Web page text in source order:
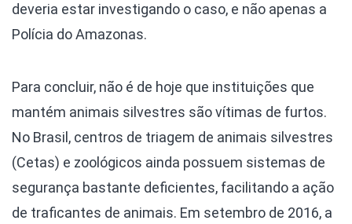
deveria estar investigando o caso, e não apenas a
Polícia do Amazonas.
Para concluir, não é de hoje que instituições que
mantém animais silvestres são vítimas de furtos.
No Brasil, centros de triagem de animais silvestres
(Cetas) e zoológicos ainda possuem sistemas de
segurança bastante deficientes, facilitando a ação
de traficantes de animais. Em setembro de 2016, a